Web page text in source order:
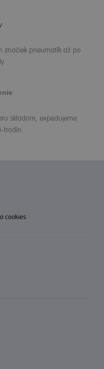
značiek pneumatík až po
skladom, expedujeme
hodín.
cookies